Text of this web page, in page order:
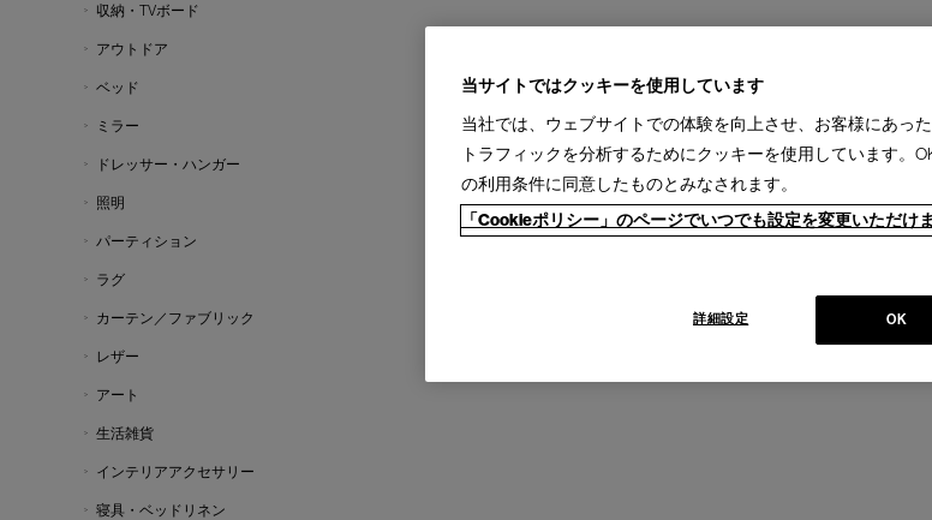
収納・TVボード
アウトドア
ベッド
ミラー
ドレッサー・ハンガー
照明
パーティション
ラグ
カーテン／ファブリック
レザー
アート
生活雑貨
インテリアアクセサリー
寝具・ベッドリネン
当サイトではクッキーを使用しています
当社では、ウェブサイトでの体験を向上させ、お客様にあっ
トラフィックを分析するためにクッキーを使用しています。
の利用条件に同意したものとみなされます。
「Cookieポリシー」のページでいつでも設定を変更いただけ
OK
詳細設定